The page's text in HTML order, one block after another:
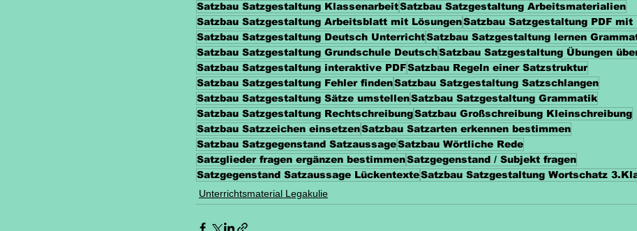
Satzbau Satzgestaltung KlassenarbeitSatzbau Satzgestaltung Arbeitsmaterialien
Satzbau Satzgestaltung Arbeitsblatt mit LösungenSatzbau Satzgestaltung PDF mit
Satzbau Satzgestaltung Deutsch UnterrichtSatzbau Satzgestaltung lernen
Satzbau Satzgestaltung Grundschule DeutschSatzbau Satzgestaltung Übungen
Satzbau Satzgestaltung interaktive PDFSatzbau Regeln einer Satzstruktur
Satzbau Satzgestaltung Fehler findenSatzbau Satzgestaltung Satzschlangen
Satzbau Satzgestaltung Sätze umstellenSatzbau Satzgestaltung Grammatik
Satzbau Satzgestaltung RechtschreibungSatzbau Großschreibung Kleinschreibung
Satzbau Satzzeichen einsetzenSatzbau Satzarten erkennen bestimmen
Satzbau Satzgegenstand SatzaussageSatzbau Wörtliche Rede
Satzglieder fragen ergänzen bestimmenSatzgegenstand / Subjekt fragen
Satzgegenstand Satzaussage LückentexteSatzbau Satzgestaltung Wortschatz
Unterrichtsmaterial Legakulie